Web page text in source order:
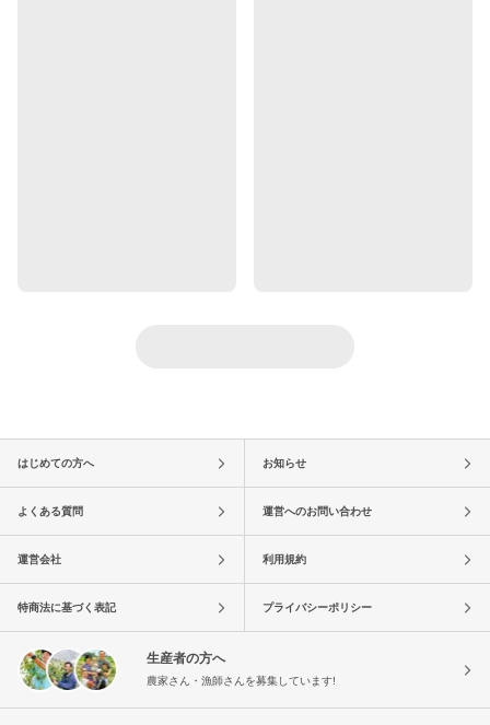
はじめての方へ お知らせ
よくある質問 運営へのお問い合わせ
運営会社 利用規約
特商法に基づく表記 プライバシーポリシー
生産者の方へ
農家さん・漁師さんを募集しています!